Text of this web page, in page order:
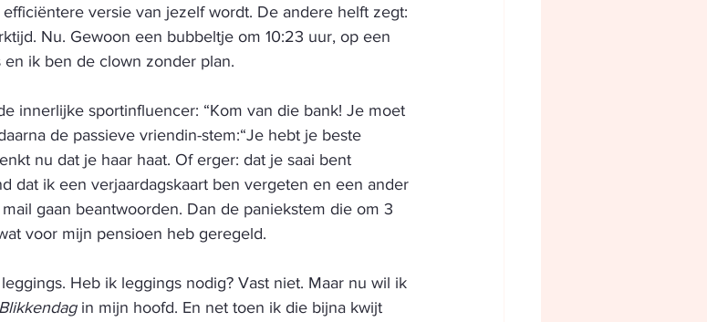
versie van jezelf wordt. De andere helft zegt:
Nu. Gewoon een bubbeltje om 10:23 uur, op een
ik ben de clown zonder plan.
innerlijke sportinfluencer: “Kom van die bank! Je moet
de passieve vriendin-stem:“Je hebt je beste
nu dat je haar haat. Of erger: dat je saai bent
dat ik een verjaardagskaart ben vergeten en een ander
gaan beantwoorden. Dan de paniekstem die om 3
voor mijn pensioen heb geregeld.
Heb ik leggings nodig? Vast niet. Maar nu wil ik
Blikkendag in mijn hoofd. En net toen ik die bijna kwijt